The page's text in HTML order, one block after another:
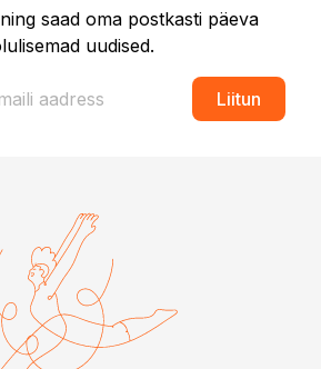
saad oma postkasti päeva
uudised.
Liitun